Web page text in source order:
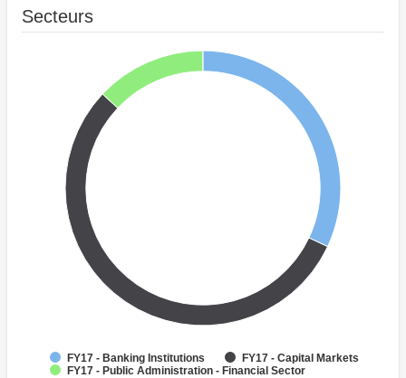
Secteurs
FY17 - Banking Institutions
FY17 - Capital Markets
FY17 - Public Administration - Financial Sector